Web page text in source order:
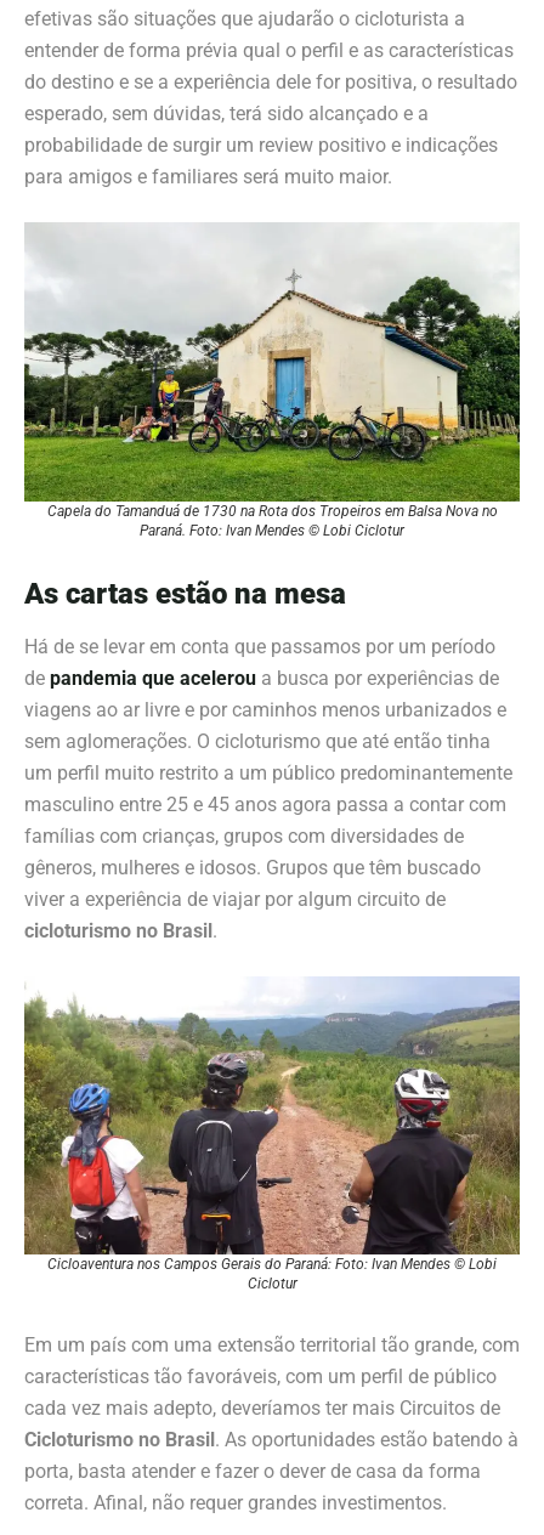
efetivas são situações que ajudarão o cicloturista a
entender de forma prévia qual o perfil e as características
do destino e se a experiência dele for positiva, o resultado
esperado, sem dúvidas, terá sido alcançado e a
probabilidade de surgir um review positivo e indicações
para amigos e familiares será muito maior.
Capela do Tamanduá de 1730 na Rota dos Tropeiros em Balsa Nova no
Paraná. Foto: Ivan Mendes © Lobi Ciclotur
As cartas estão na mesa
Há de se levar em conta que passamos por um período
de pandemia que acelerou a busca por experiências de
viagens ao ar livre e por caminhos menos urbanizados e
sem aglomerações. O cicloturismo que até então tinha
um perfil muito restrito a um público predominantemente
masculino entre 25 e 45 anos agora passa a contar com
famílias com crianças, grupos com diversidades de
gêneros, mulheres e idosos. Grupos que têm buscado
viver a experiência de viajar por algum circuito de
cicloturismo no Brasil.
Cicloaventura nos Campos Gerais do Paraná: Foto: Ivan Mendes © Lobi
Ciclotur
Em um país com uma extensão territorial tão grande, com
características tão favoráveis, com um perfil de público
cada vez mais adepto, deveríamos ter mais Circuitos de
Cicloturismo no Brasil. As oportunidades estão batendo à
porta, basta atender e fazer o dever de casa da forma
correta. Afinal, não requer grandes investimentos.